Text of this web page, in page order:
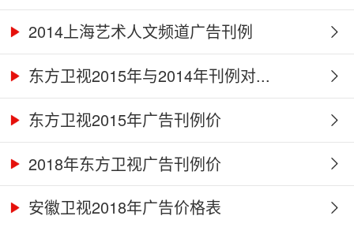
2014上海艺术人文频道广告刊例
东方卫视2015年与2014年刊例对...
东方卫视2015年广告刊例价
2018年东方卫视广告刊例价
安徽卫视2018年广告价格表